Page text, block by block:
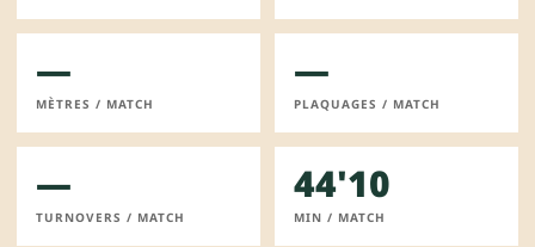
—
MÈTRES / MATCH
—
PLAQUAGES / MATCH
—
TURNOVERS / MATCH
44'10
MIN / MATCH